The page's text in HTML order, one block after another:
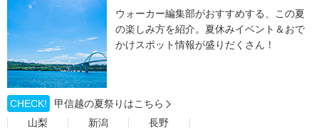
ウォーカー編集部がおすすめする、この夏
の楽しみ方を紹介。夏休みイベント＆おで
かけスポット情報が盛りだくさん！
CHECK!
甲信越の夏祭りはこちら
山梨
新潟 長野